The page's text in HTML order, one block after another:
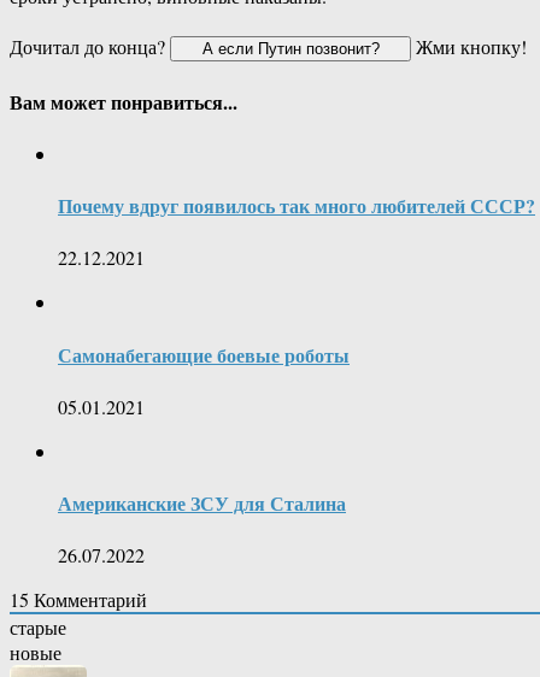
Дочитал до конца?
Жми кнопку!
Вам может понравиться...
Почему вдруг появилось так много любителей СССР?
22.12.2021
Самонабегающие боевые роботы
05.01.2021
Американские ЗСУ для Сталина
26.07.2022
15 Комментарий
старые
новые